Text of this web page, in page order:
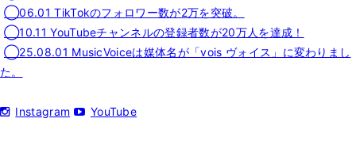
◯06.01 TikTokのフォロワー数が2万を突破。
◯10.11 YouTubeチャンネルの登録者数が20万人を達成！
◯25.08.01 MusicVoiceは媒体名が「vois ヴォイス」に変わりまし
た。
Instagram YouTube